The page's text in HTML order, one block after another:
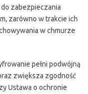
zabezpieczania
zarówno w trakcie ich
w chmurze
pełni podwójną
zwiększa zgodność
Ustawa o ochronie